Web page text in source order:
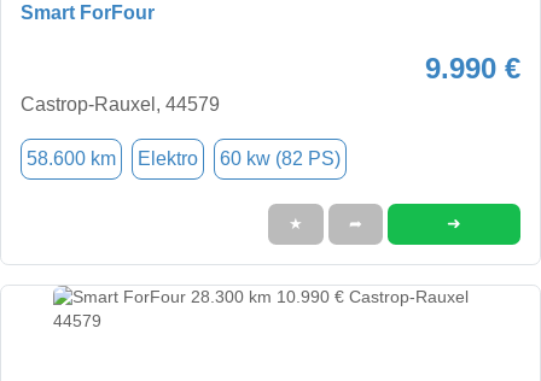
Smart ForFour
9.990 €
Castrop-Rauxel, 44579
58.600 km Elektro 60 kw (82 PS)
★ ➦ ➜